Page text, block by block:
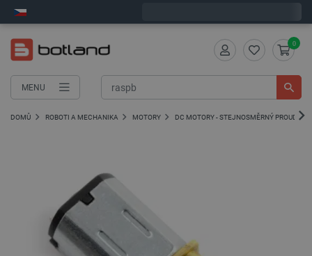
MENU
0
DOMŮ ROBOTI A MECHANIKA MOTORY DC MOTORY - STEJNOSMĚRNÝ PROUD